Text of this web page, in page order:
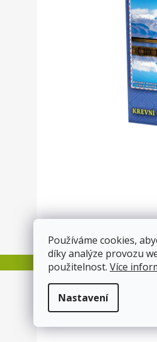
Používáme cookies,
díky analýze provozu
použitelnost. Více
Nastavení